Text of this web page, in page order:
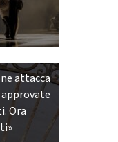
attacca
Ora